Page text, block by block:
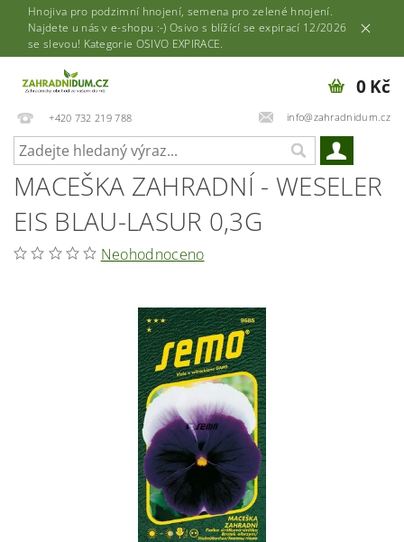
Hnojiva pro podzimní hnojení, semena pro zelené hnojení.
Najdete u nás v e-shopu :-) Osivo s blížící se expirací 12/2026
se slevou! Kategorie OSIVO EXPIRACE.
+420 732 219 788 info@zahradnidum.cz
0 Kč
MACEŠKA ZAHRADNÍ - WESELER
EIS BLAU-LASUR 0,3G
Neohodnoceno